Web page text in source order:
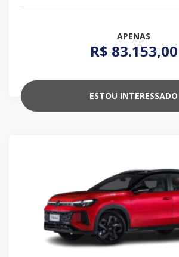
APENAS
R$ 83.153,00
ESTOU INTERESSADO